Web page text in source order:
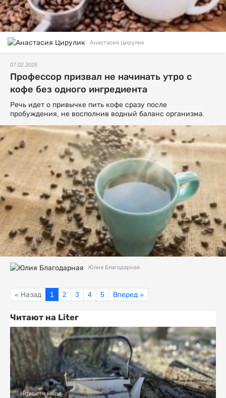
Анастасия Цирулик
07.02.2026
Профессор призвал не начинать утро с
кофе без одного ингредиента
Речь идет о привычке пить кофе сразу после
пробуждения, не восполнив водный баланс организма.
Юлия Благодарная
« Назад 1 2 3 4 5 Вперед »
Читают на Liter
Новости мира